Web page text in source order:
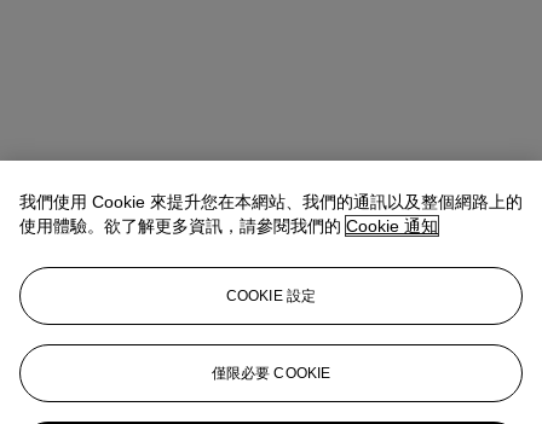
Allison ImmergutVice President, Specialist, Co-Head of Day Sale
查閱狀況報告或聯絡我們查詢更多拍品資料
aimmergut@christies.com
登入
瀏覽狀況報告
我們使用 Cookie 來提升您在本網站、我們的通訊以及整個網路上的
使用體驗。欲了解更多資訊，請參閱我們的 Cookie 通知
COOKIE 設定
僅限必要 COOKIE